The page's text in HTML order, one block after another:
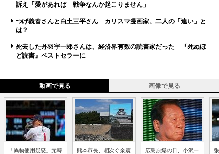
訴え「愛があれば 戦争なんか起こりません」
つげ義春さんと白土三平さん カリスマ漫画家、二人の「違い」と
は？
死去した丹羽宇一郎さんは、経済界有数の読書家だった 『死ぬほ
ど読書』ベストセラーに
動画で見る 画像で見る
「異物使用疑惑」元韓
熊本市長、相次ぐ余震
広島原爆の日、小沢一